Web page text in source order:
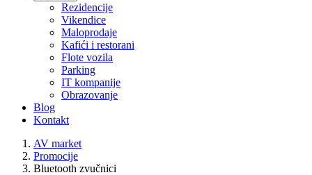
Rezidencije
Vikendice
Maloprodaje
Kafići i restorani
Flote vozila
Parking
IT kompanije
Obrazovanje
Blog
Kontakt
AV market
Promocije
Bluetooth zvučnici